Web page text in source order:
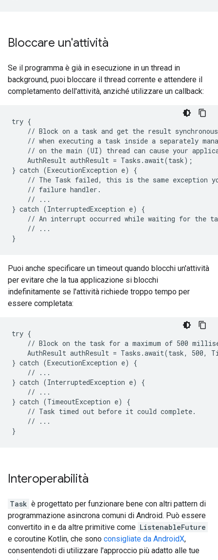
Bloccare un'attività
Se il programma è già in esecuzione in un thread in
background, puoi bloccare il thread corrente e attendere il
completamento dell'attività, anziché utilizzare un callback:
try {
// Block on a task and get the result
// when executing a task inside a separately
// on the main (UI) thread can cause your
    AuthResult authResult = Tasks.await(task);
} catch (ExecutionException e) {
// The Task failed, this is the same exception
    // failure handler.
    // ...
} catch (InterruptedException e) {
// An interrupt occurred while waiting for the
    // ...
}
Puoi anche specificare un timeout quando blocchi un'attività
per evitare che la tua applicazione si blocchi
indefinitamente se l'attività richiede troppo tempo per
essere completata:
try {
// Block on the task for a maximum of 500
AuthResult authResult = Tasks.await(task, 500,
} catch (ExecutionException e) {
    // ...
} catch (InterruptedException e) {
    // ...
} catch (TimeoutException e) {
    // Task timed out before it could complete.
    // ...
}
Interoperabilità
Task è progettato per funzionare bene con altri pattern di
programmazione asincrona comuni di Android. Può essere
convertito in e da altre primitive come ListenableFuture
e coroutine Kotlin, che sono consigliate da AndroidX,
consentendoti di utilizzare l'approccio più adatto alle tue